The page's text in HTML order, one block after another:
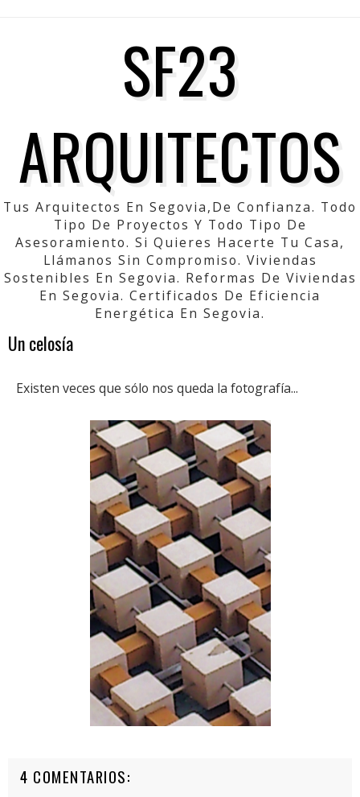
SF23
ARQUITECTOS
Tus Arquitectos En Segovia,de Confianza. Todo
Tipo De Proyectos Y Todo Tipo De
Asesoramiento. Si Quieres Hacerte Tu Casa,
Llámanos Sin Compromiso. Viviendas
Sostenibles En Segovia. Reformas De Viviendas
En Segovia. Certificados De Eficiencia
Energética En Segovia.
Un celosía
Existen veces que sólo nos queda la fotografía...
4 COMENTARIOS: